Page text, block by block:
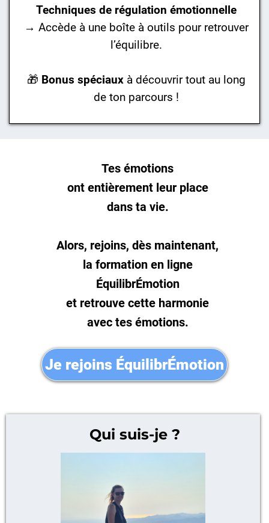
Techniques de régulation émotionnelle
→ Accède à une boîte à outils pour retrouver
l’équilibre.
🎁 Bonus spéciauxà découvrir tout au long
de ton parcours !
Tes émotions
ont entièrement leur place
dans ta vie.
Alors, rejoins, dès maintenant,
la formation en ligne
ÉquilibrÉmotion
et retrouve cette harmonie
avec tes émotions.
Je rejoins ÉquilibrÉmotion
Qui suis-je ?